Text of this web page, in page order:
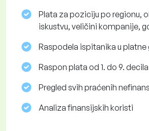
Plata za poziciju po regionu,
iskustvu, veličini kompanije,
Raspodela ispitanika u platne
Raspon plata od 1. do 9. decila
Pregled svih praćenih
Analiza finansijskih koristi